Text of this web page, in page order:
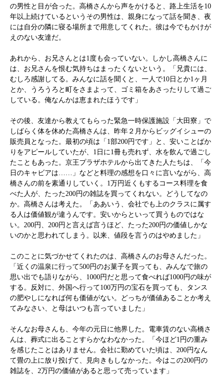
の男性と目が合った。高橋さんから声をかけると、路上生活を10
年以上続けているというその男性は、親身になって話を聞き、夜
には自分の隣に寝る場所まで用意してくれた。彼は今でもかけが
えのない友達だ。
あれから、お兄さんとは1度も会っていない。しかし高橋さんに
は、お兄さんを恨む気持ちはまったくないという。「兄貴には、
むしろ感謝してる。みんなに話を聞くと、一人で10日とか1ヶ月
とか、うろうろと町をさまよって、ゴミ箱をあさったりして過ご
している。俺なんかは恵まれたほうです」
その後、友達から教えてもらった緊急一時保護施設「大田寮」で
しばらく体を休めた高橋さんは、昨年２月からビッグイシューの
販売員となった。最初の頃は「1部200円です」と、安いことばか
りをアピールしていたが、1日に1冊も売れず、水を飲んで過ごし
たこともあった。京王プラザホテルから出てきた人たちは、「今
日のキャビアは……」などと料理の感想を口々に言いながら、高
橋さんの前を素通りしていく。1万円近くもするコース料理を食
べた人が、たった200円の雑誌を買ってくれない。どうしてなの
か。高橋さんは考えた。「ああいう、会社でも上のクラスに属す
る人は価値観が違うんです。安いからといって買うものではな
い。200円、200円と言えば言うほど、たった200円の価値しかな
いのかと思われてしまう。以来、値段を言うのはやめました」
このことに気づかせてくれたのは、高橋さんのお母さんだった。
「近くの温泉に行って500円のお菓子を買っても、みんなで旅の
思い出でも語りながら、1000円だと思って食べれば1000円の味が
する。反対に、外国へ行って100万円の宝石を買っても、タンス
の肥やしになれば何も価値がない。どっちが価値あることか考え
てみなさい、と母はいつも言っていました」
そんなお母さんも、今年の元日に他界した。電車賃のない高橋さ
んは、葬式に出ることすらかなわなかった。「今ほど1円の重み
を感じたことはありません。会社に勤めていた頃は、200円なん
て畳の上に放り投げて、見向きもしなかった。今はこの200円の
雑誌を、2万円の価値があると思って売っています」